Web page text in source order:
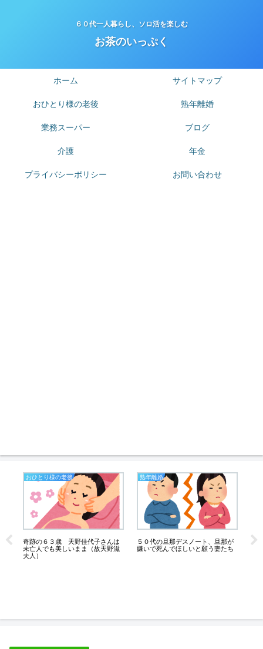
６０代一人暮らし、ソロ活を楽しむ
お茶のいっぷく
ホーム サイトマップ
おひとり様の老後 熟年離婚
業務スーパー ブログ
介護 年金
プライバシーポリシー お問い合わせ
おひとり様の老後
奇跡の６３歳 天野佳代子さんは
未亡人でも美しいまま（故天野滋
夫人）
熟年離婚
５０代の旦那デスノート、旦那が
嫌いで死んでほしいと願う妻たち